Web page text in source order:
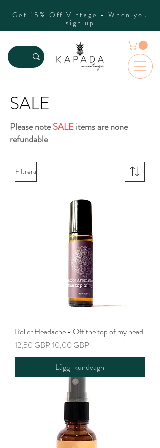
Get 15% Off Vintage - When you
sign up
SALE
Please noteSALEitems are none
refundable
Filtrera
Roller Headache - Off the top of my head
Ordinarie pris
12,50 GBPReapris
10,00 GBP
Lägg i kundvagn